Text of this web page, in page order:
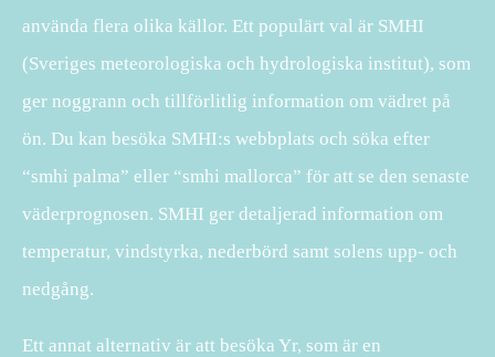
använda flera olika källor. Ett populärt val är SMHI
(Sveriges meteorologiska och hydrologiska institut), som
ger noggrann och tillförlitlig information om vädret på
ön. Du kan besöka SMHI:s webbplats och söka efter
“smhi palma” eller “smhi mallorca” för att se den senaste
väderprognosen. SMHI ger detaljerad information om
temperatur, vindstyrka, nederbörd samt solens upp- och
nedgång.
Ett annat alternativ är att besöka Yr, som är en